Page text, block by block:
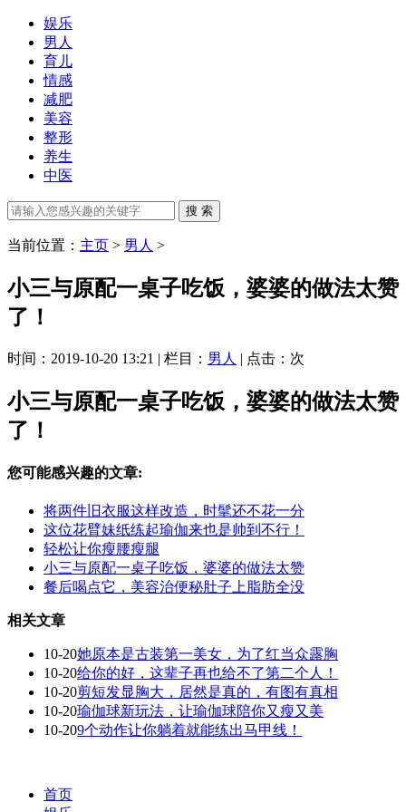
娱乐
男人
育儿
情感
减肥
美容
整形
养生
中医
当前位置： 主页 > 男人 >
小三与原配一桌子吃饭，婆婆的做法太赞
了！
时间：2019-10-20 13:21 | 栏目： 男人 | 点击： 次
小三与原配一桌子吃饭，婆婆的做法太赞
了！
您可能感兴趣的文章:
将两件旧衣服这样改造，时髦还不花一分
这位花臂妹纸练起瑜伽来也是帅到不行！
轻松让你瘦腰瘦腿
小三与原配一桌子吃饭，婆婆的做法太赞
餐后喝点它，美容治便秘肚子上脂肪全没
相关文章
10-20她原本是古装第一美女，为了红当众露胸
10-20给你的好，这辈子再也给不了第二个人！
10-20剪短发显胸大，居然是真的，有图有真相
10-20瑜伽球新玩法，让瑜伽球陪你又瘦又美
10-209个动作让你躺着就能练出马甲线！
首页